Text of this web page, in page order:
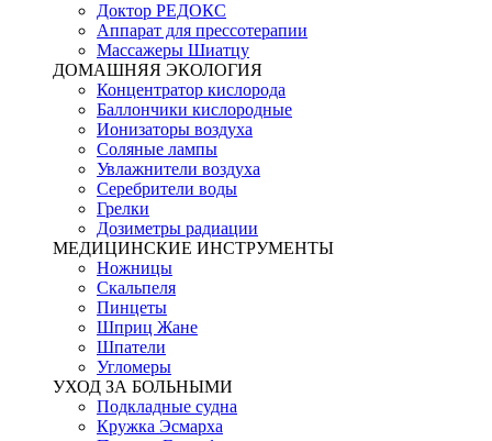
Доктор РЕДОКС
Аппарат для прессотерапии
Массажеры Шиатцу
ДОМАШНЯЯ ЭКОЛОГИЯ
Концентратор кислорода
Баллончики кислородные
Ионизаторы воздуха
Соляные лампы
Увлажнители воздуха
Серебрители воды
Грелки
Дозиметры радиации
МЕДИЦИНСКИЕ ИНСТРУМЕНТЫ
Ножницы
Скальпеля
Пинцеты
Шприц Жане
Шпатели
Угломеры
УХОД ЗА БОЛЬНЫМИ
Подкладные судна
Кружка Эсмарха